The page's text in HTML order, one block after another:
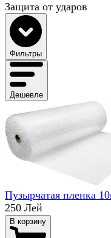
Защита от ударов
Фильтры
Дешевле
Пузырчатая пленка
250 Лей
В корзину